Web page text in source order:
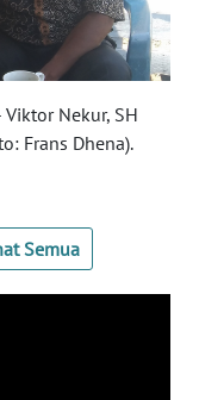
Nekur, SH
Frans Dhena).
Semua